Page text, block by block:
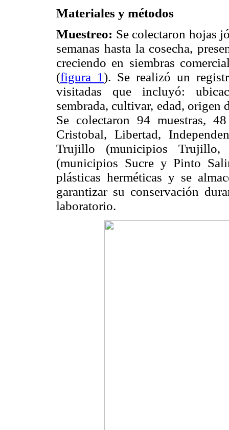
Materiales y métodos
Muestreo: Se colectaron hojas
semanas hasta la cosecha,
creciendo en siembras
(figura 1). Se realizó un
visitadas que incluyó:
sembrada, cultivar, edad, origen
Se colectaron 94 muestras,
Cristobal, Libertad,
Trujillo (municipios
(municipios Sucre y Pinto
plásticas herméticas y se
garantizar su conservación
laboratorio.